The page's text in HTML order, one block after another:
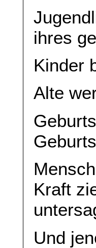
ihres
Kinder
Alte
Kraft
Und